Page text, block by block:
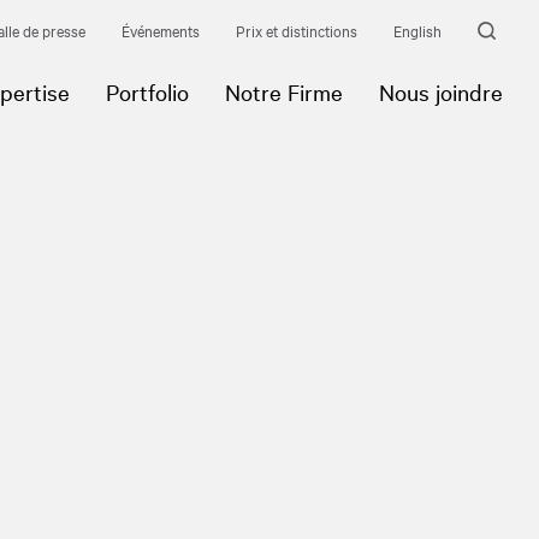
de presse Événements Prix et distinctions English
Portfolio Notre Firme Nous joindre